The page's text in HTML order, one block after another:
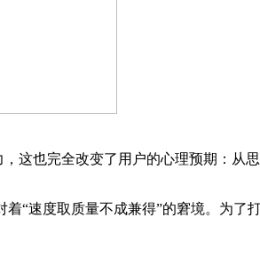
也完全改变了用户的心理预期：从思
速度取质量不成兼得”的窘境。为了